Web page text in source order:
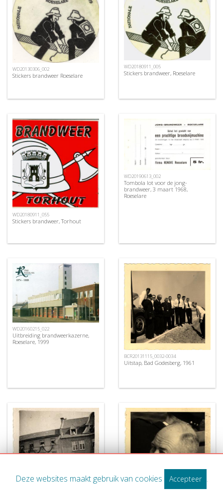
WD20130306_002
Stickers brandweer Roeselare
WD20180911_005
Stickers brandweer, Roeselare
WD20180911_055
Stickers brandweer, Torhout
WD20190613_002
Tombola lot voor de jong-
brandweer, 3 maart 1968,
Roeselare
WD20160215_022
Uitbreiding brandweerkazerne,
Roeselare, 1999
BCR20131115_0032-0034
Uitstap, Bad Godesberg, 1961
Deze websites maakt gebruik van cookies Accepteer .